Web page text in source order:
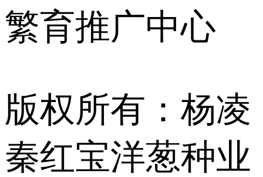
繁育推广中心
版权所有：杨凌
秦红宝洋葱种业